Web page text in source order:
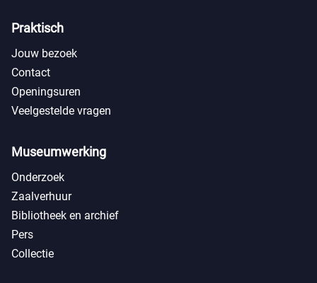
Praktisch
Jouw bezoek
Contact
Openingsuren
Veelgestelde vragen
Museumwerking
Onderzoek
Zaalverhuur
Bibliotheek en archief
Pers
Collectie